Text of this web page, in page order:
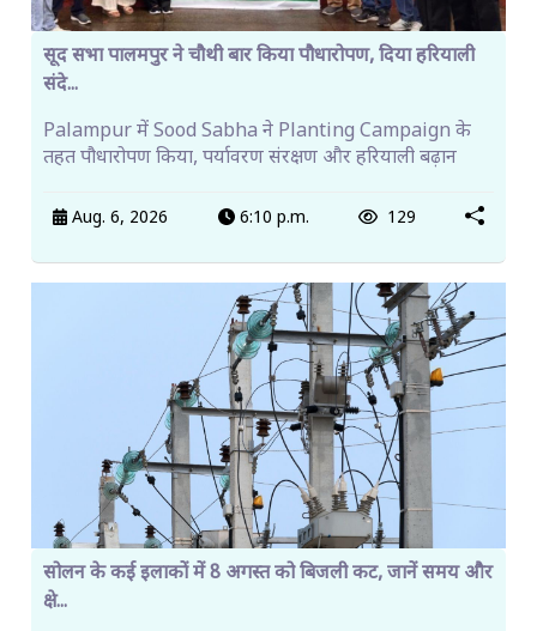
सूद सभा पालमपुर ने चौथी बार किया पौधारोपण, दिया हरियाली
संदे...
Palampur में Sood Sabha ने Planting Campaign के
तहत पौधारोपण किया, पर्यावरण संरक्षण और हरियाली बढ़ान
Aug. 6, 2026 6:10 p.m. 129
सोलन के कई इलाकों में 8 अगस्त को बिजली कट, जानें समय और
क्षे...